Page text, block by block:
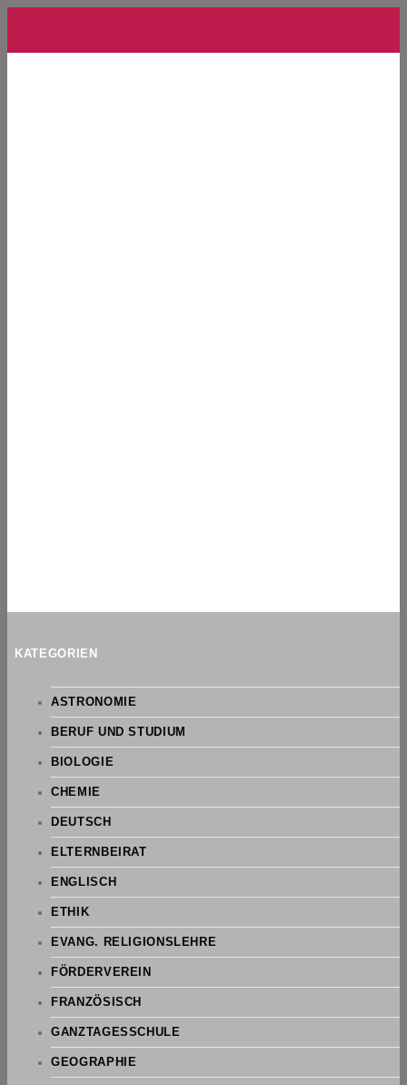
KATEGORIEN
ASTRONOMIE
BERUF UND STUDIUM
BIOLOGIE
CHEMIE
DEUTSCH
ELTERNBEIRAT
ENGLISCH
ETHIK
EVANG. RELIGIONSLEHRE
FÖRDERVEREIN
FRANZÖSISCH
GANZTAGESSCHULE
GEOGRAPHIE